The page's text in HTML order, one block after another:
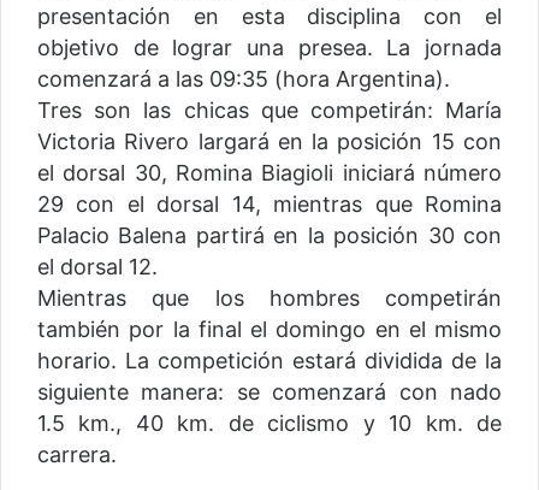
presentación en esta disciplina con el
objetivo de lograr una presea. La jornada
comenzará a las 09:35 (hora Argentina).
Tres son las chicas que competirán: María
Victoria Rivero largará en la posición 15 con
el dorsal 30, Romina Biagioli iniciará número
29 con el dorsal 14, mientras que Romina
Palacio Balena partirá en la posición 30 con
el dorsal 12.
Mientras que los hombres competirán
también por la final el domingo en el mismo
horario. La competición estará dividida de la
siguiente manera: se comenzará con nado
1.5 km., 40 km. de ciclismo y 10 km. de
carrera.